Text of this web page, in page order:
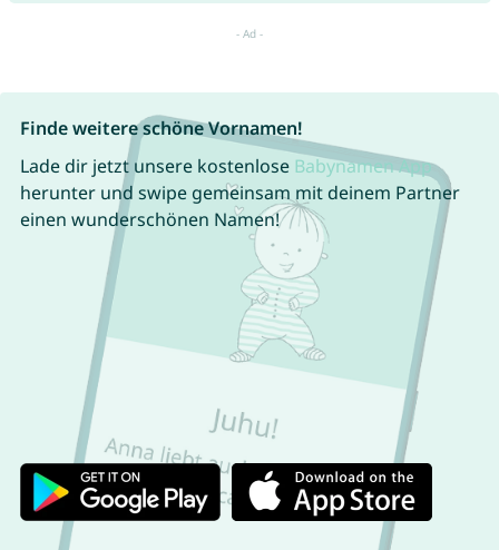
Finde weitere schöne Vornamen!
Lade dir jetzt unsere kostenlose Babynamen App
herunter und swipe gemeinsam mit deinem Partner
einen wunderschönen Namen!